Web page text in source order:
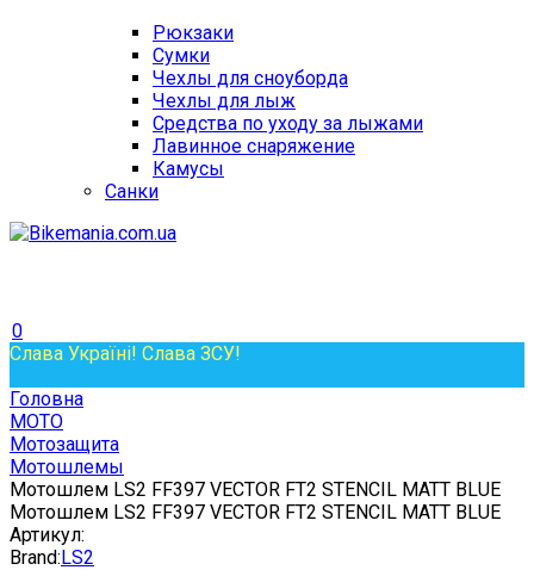
Рюкзаки
Сумки
Чехлы для сноуборда
Чехлы для лыж
Средства по уходу за лыжами
Лавинное снаряжение
Камусы
Санки
0
Слава Україні! Слава ЗСУ!
Головна
МОТО
Мотозащита
Мотошлемы
Мотошлем LS2 FF397 VECTOR FT2 STENCIL MATT BLUE
Мотошлем LS2 FF397 VECTOR FT2 STENCIL MATT BLUE
Артикул:
Brand:LS2